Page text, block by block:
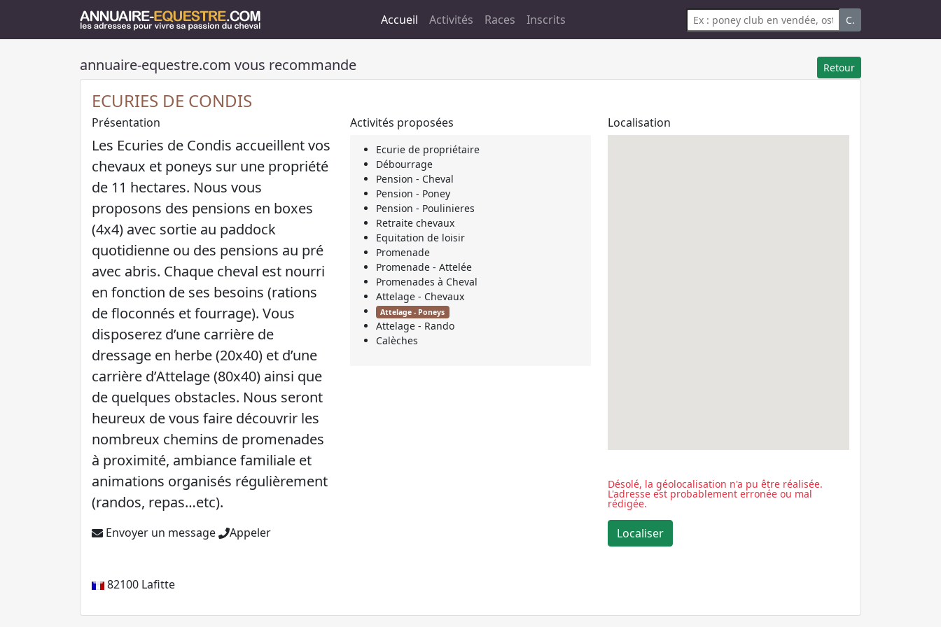
Accueil Activités Races Inscrits C.
Retour
annuaire-equestre.com vous recommande
ECURIES DE CONDIS
Présentation
Les Ecuries de Condis accueillent vos
chevaux et poneys sur une propriété
de 11 hectares. Nous vous
proposons des pensions en boxes
(4x4) avec sortie au paddock
quotidienne ou des pensions au pré
avec abris. Chaque cheval est nourri
en fonction de ses besoins (rations
de floconnés et fourrage). Vous
disposerez d’une carrière de
dressage en herbe (20x40) et d’une
carrière d’Attelage (80x40) ainsi que
de quelques obstacles. Nous seront
heureux de vous faire découvrir les
nombreux chemins de promenades
à proximité, ambiance familiale et
animations organisés régulièrement
(randos, repas…etc).
Envoyer un message Appeler
Activités proposées
Ecurie de propriétaire
Débourrage
Pension - Cheval
Pension - Poney
Pension - Poulinieres
Retraite chevaux
Equitation de loisir
Promenade
Promenade - Attelée
Promenades à Cheval
Attelage - Chevaux
Attelage - Poneys
Attelage - Rando
Calèches
Localisation
Désolé, la géolocalisation n'a pu être réalisée.
L'adresse est probablement erronée ou mal
rédigée.
82100 Lafitte